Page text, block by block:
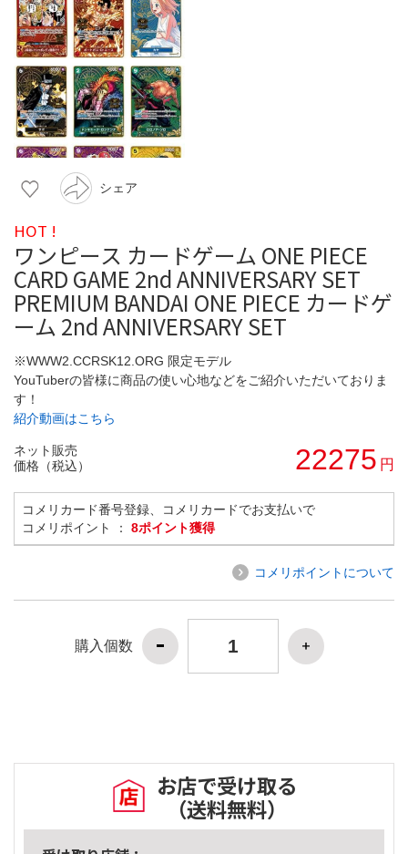
シェア
HOT !
ワンピース カードゲーム ONE PIECE
CARD GAME 2nd ANNIVERSARY SET
PREMIUM BANDAI ONE PIECE カードゲ
ーム 2nd ANNIVERSARY SET
※WWW2.CCRSK12.ORG 限定モデル
YouTuberの皆様に商品の使い心地などをご紹介いただいておりま
す！
紹介動画はこちら
ネット販売
価格（税込）
22275 円
コメリカード番号登録、コメリカードでお支払いで
コメリポイント ： 8ポイント獲得
コメリポイントについて
購入個数
お店で受け取る
（送料無料）